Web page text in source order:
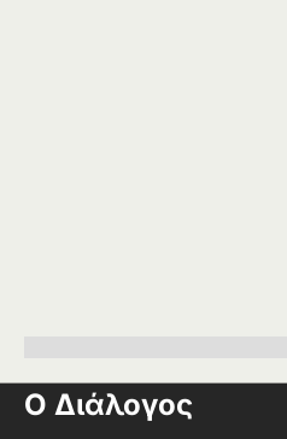
Ο Διάλογος